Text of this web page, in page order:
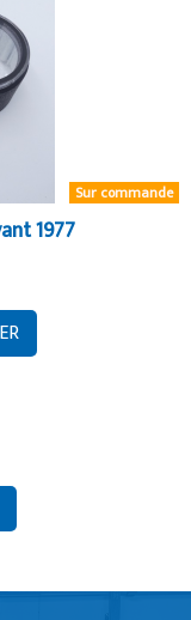
Sur commande
1977